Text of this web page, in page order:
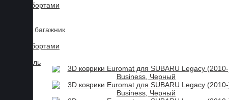
3D Eva с бортами
Коврики в багажник
3D Eva с бортами
3D Текстиль